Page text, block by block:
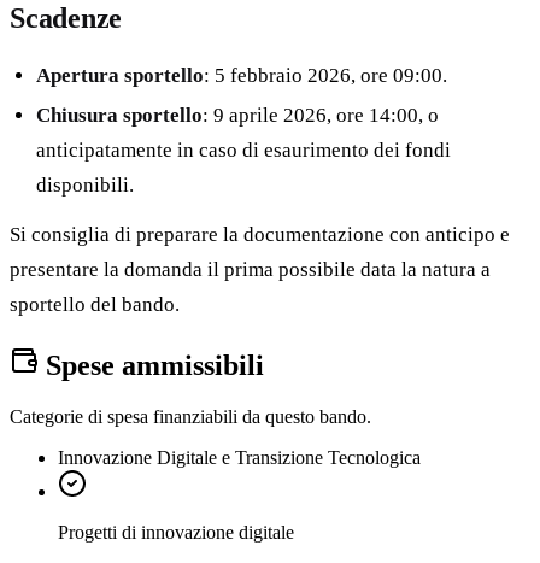
Scadenze
Apertura sportello: 5 febbraio 2026, ore 09:00.
Chiusura sportello: 9 aprile 2026, ore 14:00, o
anticipatamente in caso di esaurimento dei fondi
disponibili.
Si consiglia di preparare la documentazione con anticipo e
presentare la domanda il prima possibile data la natura a
sportello del bando.
Spese ammissibili
Categorie di spesa finanziabili da questo bando.
Innovazione Digitale e Transizione Tecnologica
Progetti di innovazione digitale